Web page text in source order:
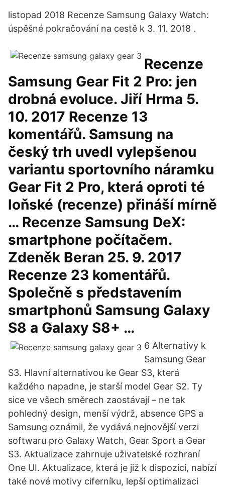
listopad 2018 Recenze Samsung Galaxy Watch:
úspěšné pokračování na cestě k 3. 11. 2018 .
Recenze
Samsung Gear Fit 2 Pro: jen
drobná evoluce. Jiří Hrma 5.
10. 2017 Recenze 13
komentářů. Samsung na
český trh uvedl vylepšenou
variantu sportovního náramku
Gear Fit 2 Pro, která oproti té
loňské (recenze) přináší mírně
… Recenze Samsung DeX:
smartphone počítačem.
Zdeněk Beran 25. 9. 2017
Recenze 23 komentářů.
Společně s představením
smartphonů Samsung Galaxy
S8 a Galaxy S8+ …
6 Alternativy k
Samsung Gear
S3. Hlavní alternativou ke Gear S3, která
každého napadne, je starší model Gear S2. Ty
sice ve všech směrech zaostávají – ne tak
pohledný design, menší výdrž, absence GPS a
Samsung oznámil, že vydává nejnovější verzi
softwaru pro Galaxy Watch, Gear Sport a Gear
S3. Aktualizace zahrnuje uživatelské rozhraní
One UI. Aktualizace, která je již k dispozici, nabízí
také nové motivy ciferníku, lepší optimalizaci